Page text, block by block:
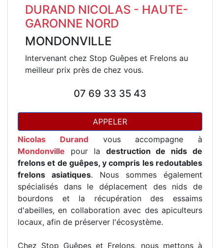
DURAND NICOLAS - HAUTE-
GARONNE NORD
MONDONVILLE
Intervenant chez Stop Guêpes et Frelons au
meilleur prix près de chez vous.
07 69 33 35 43
APPELER
Nicolas Durandvous accompagne à
Mondonville pour la destruction de nids de
frelons et de guêpes, y compris les redoutables
frelons asiatiques. Nous sommes également
spécialisés dans le déplacement des nids de
bourdons et la récupération des essaims
d'abeilles, en collaboration avec des apiculteurs
locaux, afin de préserver l'écosystème.
Chez Stop Guêpes et Frelons, nous mettons à